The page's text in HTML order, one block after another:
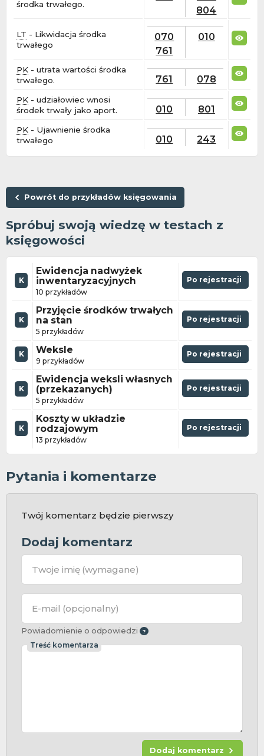
środka trwałego.
804
LT - Likwidacja środka
trwałego
070
761
010
PK - utrata wartości środka
trwałego.
761 078
PK - udziałowiec wnosi
środek trwały jako aport.
010 801
PK - Ujawnienie środka
trwałego
010 243
Powrót do przykładów księgowania
Spróbuj swoją wiedzę w testach z
księgowości
K
Ewidencja nadwyżek
inwentaryzacyjnych
10 przykładów
Po rejestracji
K
Przyjęcie środków trwałych
na stan
5 przykładów
Po rejestracji
K Weksle
9 przykładów
Po rejestracji
K
Ewidencja weksli własnych
(przekazanych)
5 przykładów
Po rejestracji
K
Koszty w układzie
rodzajowym
13 przykładów
Po rejestracji
Pytania i komentarze
Twój komentarz będzie pierwszy
Dodaj komentarz
Twoje imię (wymagane)
E-mail (opcjonalny)
Powiadomienie o odpowiedzi
Treść komentarza
Dodaj komentarz